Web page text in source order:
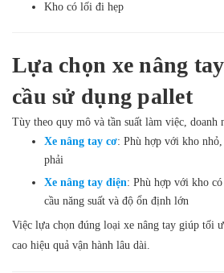
Kho có lối đi hẹp
Lựa chọn xe nâng
cầu sử dụng pallet
Tùy theo quy mô và tần suất làm việc, doanh
Xe nâng tay cơ: Phù hợp với kho
phải
Xe nâng tay điện: Phù hợp với kho có
cầu năng suất và độ ổn định lớn
Việc lựa chọn đúng loại xe nâng tay giúp tối
cao hiệu quả vận hành lâu dài.